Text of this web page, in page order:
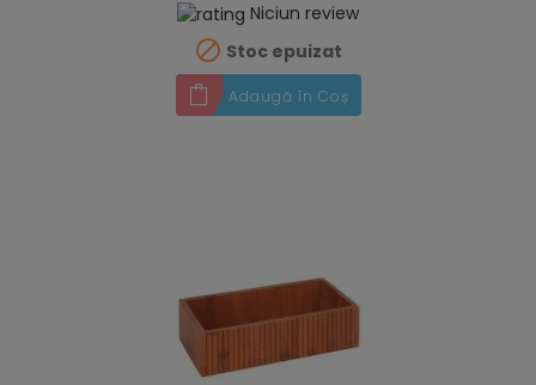
Niciun review
 Stoc epuizat
Adaugă în Coș